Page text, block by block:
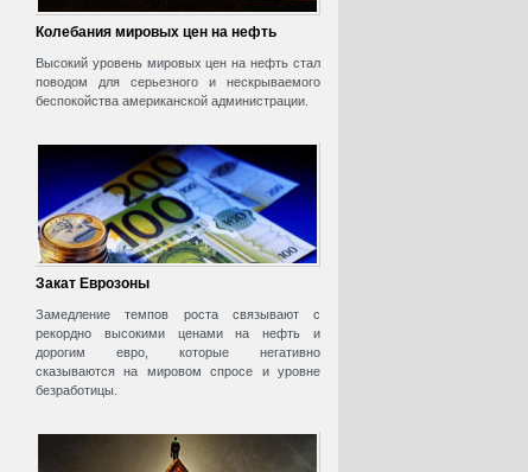
Колебания мировых цен на нефть
Высокий уровень мировых цен на нефть стал
поводом для серьезного и нескрываемого
беспокойства американской администрации.
Закат Еврозоны
Замедление темпов роста связывают с
рекордно высокими ценами на нефть и
дорогим евро, которые негативно
сказываются на мировом спросе и уровне
безработицы.